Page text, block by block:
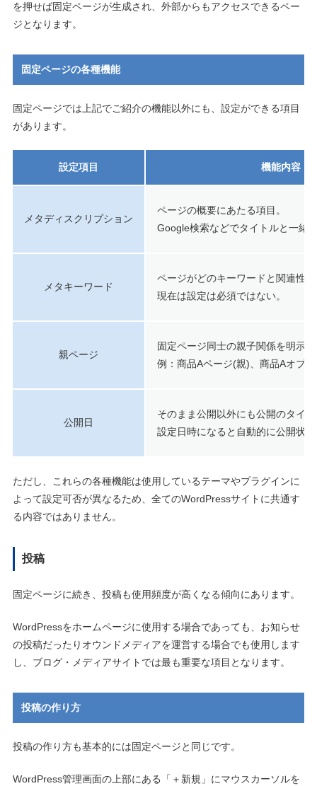
を押せば固定ページが生成され、外部からもアクセスできるペー
ジとなります。
固定ページの各種機能
固定ページでは上記でご紹介の機能以外にも、設定ができる項目
があります。
設定項目 機能内容
メタディスクリプション
ページの概要にあたる項目。
Google検索などでタイトルと一緒
メタキーワード
ページがどのキーワードと関連性
現在は設定は必須ではない。
親ページ
固定ページ同士の親子関係を明示
例：商品Aページ(親)、商品Aオプ
公開日
そのまま公開以外にも公開のタイ
設定日時になると自動的に公開状
ただし、これらの各種機能は使用しているテーマやプラグインに
よって設定可否が異なるため、全てのWordPressサイトに共通す
る内容ではありません。
投稿
固定ページに続き、投稿も使用頻度が高くなる傾向にあります。
WordPressをホームページに使用する場合であっても、お知らせ
の投稿だったりオウンドメディアを運営する場合でも使用します
し、ブログ・メディアサイトでは最も重要な項目となります。
投稿の作り方
投稿の作り方も基本的には固定ページと同じです。
WordPress管理画面の上部にある「＋新規」にマウスカーソルを